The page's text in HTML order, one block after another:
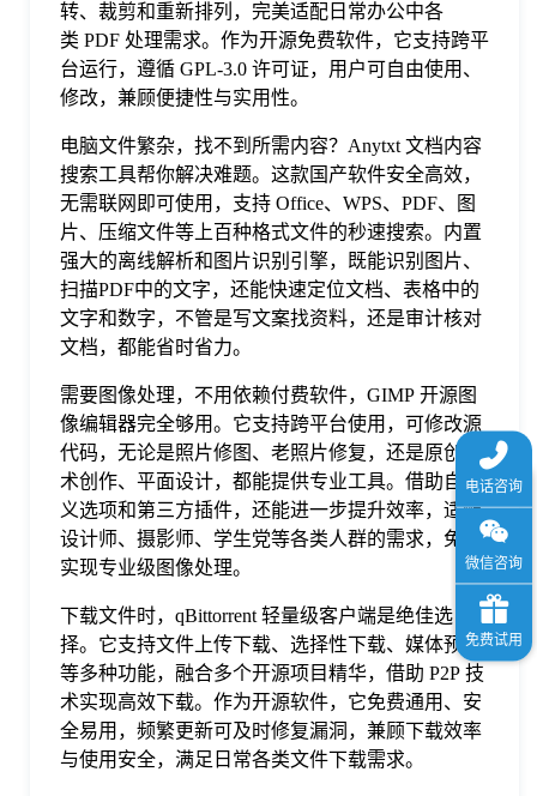
转、裁剪和重新排列，完美适配日常办公中各
类 PDF 处理需求。作为开源免费软件，它支持跨平
台运行，遵循 GPL-3.0 许可证，用户可自由使用、
修改，兼顾便捷性与实用性。
电脑文件繁杂，找不到所需内容？Anytxt 文档内容
搜索工具帮你解决难题。这款国产软件安全高效，
无需联网即可使用，支持 Office、WPS、PDF、图
片、压缩文件等上百种格式文件的秒速搜索。内置
强大的离线解析和图片识别引擎，既能识别图片、
扫描PDF中的文字，还能快速定位文档、表格中的
文字和数字，不管是写文案找资料，还是审计核对
文档，都能省时省力。
需要图像处理，不用依赖付费软件，GIMP 开源图
像编辑器完全够用。它支持跨平台使用，可修改源
代码，无论是照片修图、老照片修复，还是原创艺
术创作、平面设计，都能提供专业工具。借助自定
义选项和第三方插件，还能进一步提升效率，适配
设计师、摄影师、学生党等各类人群的需求，免费
实现专业级图像处理。
下载文件时，qBittorrent 轻量级客户端是绝佳选
择。它支持文件上传下载、选择性下载、媒体预览
等多种功能，融合多个开源项目精华，借助 P2P 技
术实现高效下载。作为开源软件，它免费通用、安
全易用，频繁更新可及时修复漏洞，兼顾下载效率
与使用安全，满足日常各类文件下载需求。